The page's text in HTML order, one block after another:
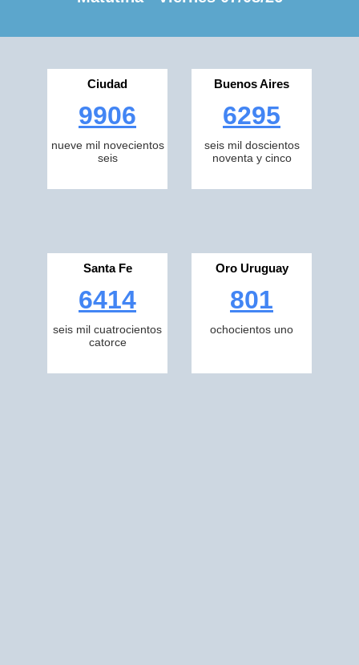
Ciudad
9906
nueve mil novecientos
seis
Buenos Aires
6295
seis mil doscientos
noventa y cinco
Santa Fe
6414
seis mil cuatrocientos
catorce
Oro Uruguay
801
ochocientos uno